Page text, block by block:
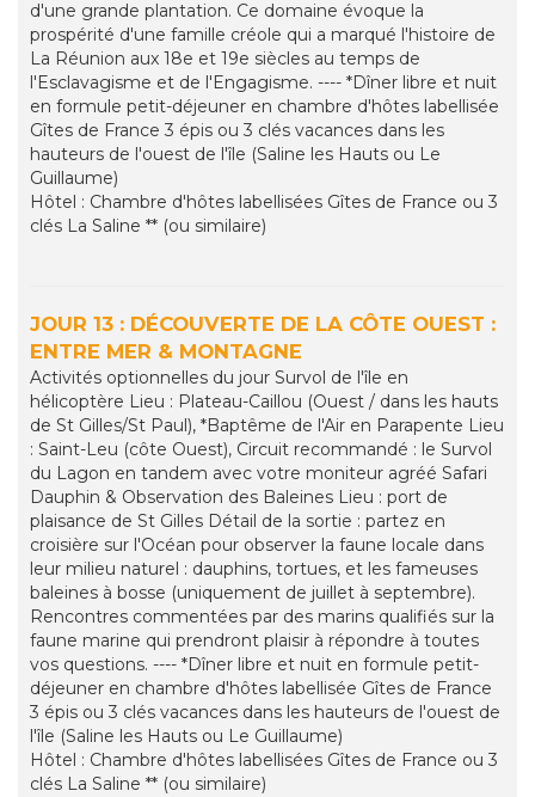
d'une grande plantation. Ce domaine évoque la
prospérité d'une famille créole qui a marqué l'histoire de
La Réunion aux 18e et 19e siècles au temps de
l'Esclavagisme et de l'Engagisme. ---- *Dîner libre et nuit
en formule petit-déjeuner en chambre d'hôtes labellisée
Gîtes de France 3 épis ou 3 clés vacances dans les
hauteurs de l'ouest de l'île (Saline les Hauts ou Le
Guillaume)
Hôtel : Chambre d'hôtes labellisées Gîtes de France ou 3
clés La Saline ** (ou similaire)
JOUR 13 : DÉCOUVERTE DE LA CÔTE OUEST :
ENTRE MER & MONTAGNE
Activités optionnelles du jour Survol de l'île en
hélicoptère Lieu : Plateau-Caillou (Ouest / dans les hauts
de St Gilles/St Paul), *Baptême de l'Air en Parapente Lieu
: Saint-Leu (côte Ouest), Circuit recommandé : le Survol
du Lagon en tandem avec votre moniteur agréé Safari
Dauphin & Observation des Baleines Lieu : port de
plaisance de St Gilles Détail de la sortie : partez en
croisière sur l'Océan pour observer la faune locale dans
leur milieu naturel : dauphins, tortues, et les fameuses
baleines à bosse (uniquement de juillet à septembre).
Rencontres commentées par des marins qualifiés sur la
faune marine qui prendront plaisir à répondre à toutes
vos questions. ---- *Dîner libre et nuit en formule petit-
déjeuner en chambre d'hôtes labellisée Gîtes de France
3 épis ou 3 clés vacances dans les hauteurs de l'ouest de
l'île (Saline les Hauts ou Le Guillaume)
Hôtel : Chambre d'hôtes labellisées Gîtes de France ou 3
clés La Saline ** (ou similaire)